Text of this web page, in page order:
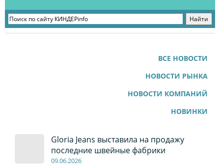
ВСЕ НОВОСТИ
НОВОСТИ РЫНКА
НОВОСТИ КОМПАНИЙ
НОВИНКИ
Gloria Jeans выставила на продажу
последние швейные фабрики
09.06.2026